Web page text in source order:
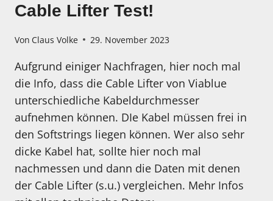
Cable Lifter Test!
Von Claus Volke 29. November 2023
Aufgrund einiger Nachfragen, hier noch mal
die Info, dass die Cable Lifter von Viablue
unterschiedliche Kabeldurchmesser
aufnehmen können. DIe Kabel müssen frei in
den Softstrings liegen können. Wer also sehr
dicke Kabel hat, sollte hier noch mal
nachmessen und dann die Daten mit denen
der Cable Lifter (s.u.) vergleichen. Mehr Infos